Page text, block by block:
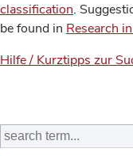
classification.
be found in Research
Hilfe / Kurztipps zur